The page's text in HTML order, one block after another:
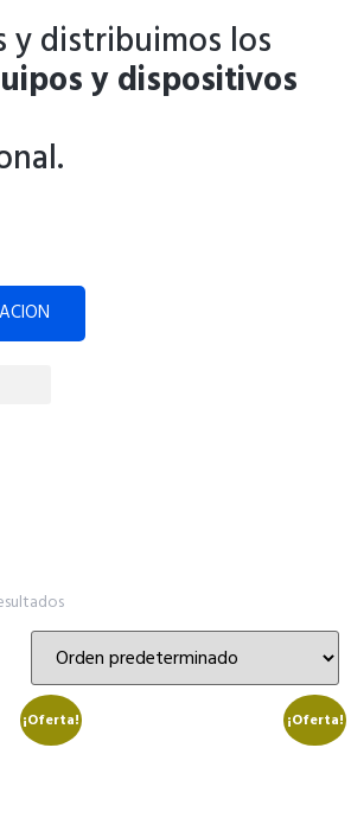
y distribuimos los
y dispositivos
¡Oferta! ¡Oferta!